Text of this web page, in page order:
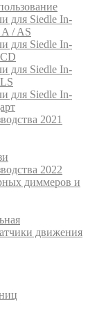
для Siedle In-
/ AS
для Siedle In-
для Siedle In-
для Siedle In-
2021
2022
диммеров и
движения